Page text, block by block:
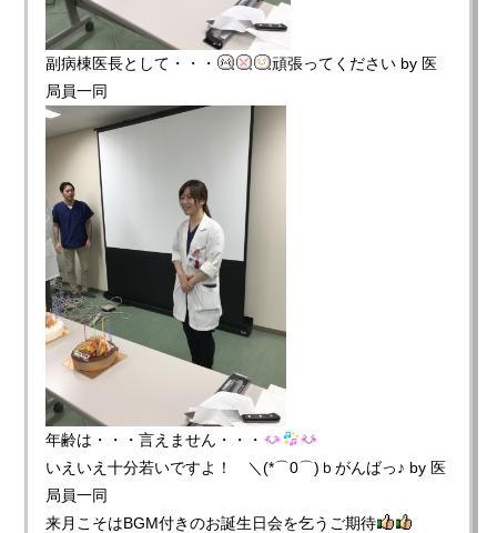
副病棟医長として・・・
頑張ってください by 医
局員一同
年齢は・・・言えません・・・
いえいえ十分若いですよ！ ＼(*⌒0⌒)ｂがんばっ♪ by 医
局員一同
来月こそはBGM付きのお誕生日会を乞うご期待